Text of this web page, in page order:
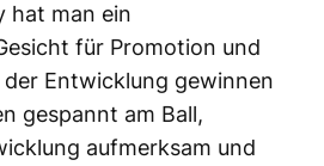
hat man ein
für Promotion und
Entwicklung gewinnen
gespannt am Ball,
aufmerksam und